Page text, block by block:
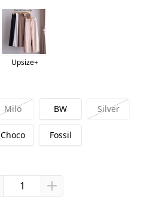
Upsize+
Milo BW Silver
Choco Fossil